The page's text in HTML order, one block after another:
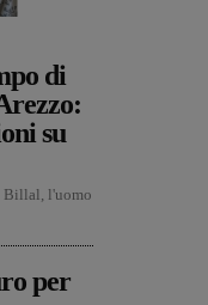
di
su
Billal, l'uomo
per